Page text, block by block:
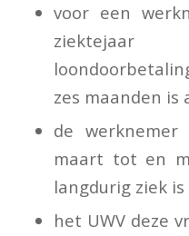
voor een
ziektejaar
zes maanden is
de
maart tot en
langdurig ziek
het UWV deze